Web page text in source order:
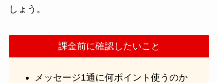
しょう。
課金前に確認したいこと
メッセージ1通に何ポイント使うのか